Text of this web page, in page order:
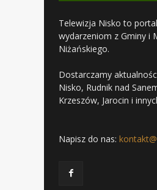
Telewizja Nisko to
wydarzeniom z Gminy i
Niżańskiego.
Dostarczamy
Nisko, Rudnik nad
Krzeszów, Jarocin i
Napisz do nas: